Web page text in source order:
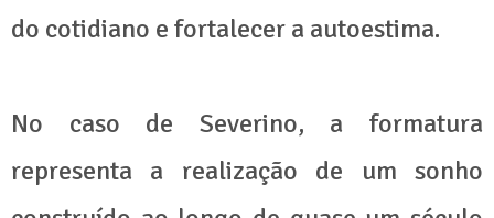
do cotidiano e fortalecer a autoestima.
No caso de Severino, a formatura
representa a realização de um sonho